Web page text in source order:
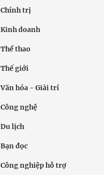
Chính trị
Kinh doanh
Thể thao
Thế giới
Văn hóa - Giải trí
Công nghệ
Du lịch
Bạn đọc
Công nghiệp hỗ trợ